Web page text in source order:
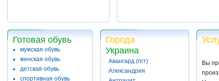
Готовая обувь
мужская обувь
женская обувь
детская обувь
спортивная обувь
Города
Украина
Авангард (пгт)
Александрия
Вы